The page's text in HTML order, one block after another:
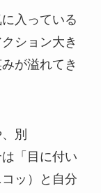
入っている
ション大き
が溢れてき
別
「目に付い
ッ）と自分